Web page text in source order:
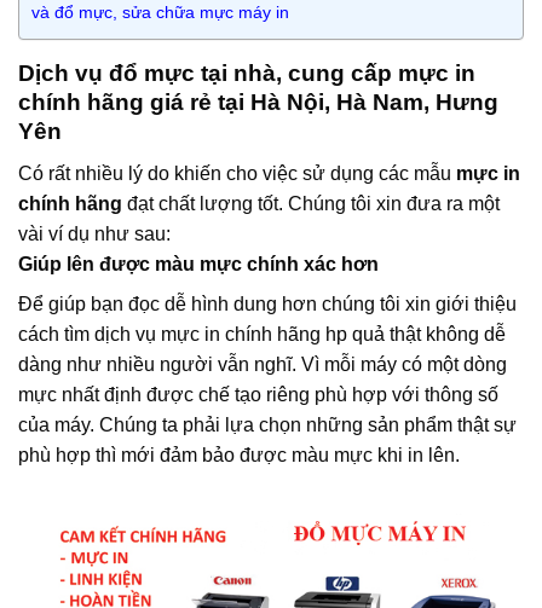
và đổ mực, sửa chữa mực máy in
Dịch vụ đổ mực tại nhà, cung cấp mực in
chính hãng giá rẻ tại Hà Nội, Hà Nam, Hưng
Yên
Có rất nhiều lý do khiến cho việc sử dụng các mẫu mực in
chính hãng đạt chất lượng tốt. Chúng tôi xin đưa ra một
vài ví dụ như sau:
Giúp lên được màu mực chính xác hơn
Để giúp bạn đọc dễ hình dung hơn chúng tôi xin giới thiệu
cách tìm dịch vụ mực in chính hãng hp quả thật không dễ
dàng như nhiều người vẫn nghĩ. Vì mỗi máy có một dòng
mực nhất định được chế tạo riêng phù hợp với thông số
của máy. Chúng ta phải lựa chọn những sản phẩm thật sự
phù hợp thì mới đảm bảo được màu mực khi in lên.